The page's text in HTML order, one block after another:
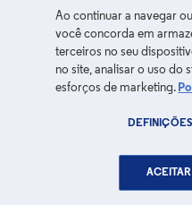
Ao continuar a navegar
você concorda em
terceiros no seu
no site, analisar o uso do
esforços de marketing.